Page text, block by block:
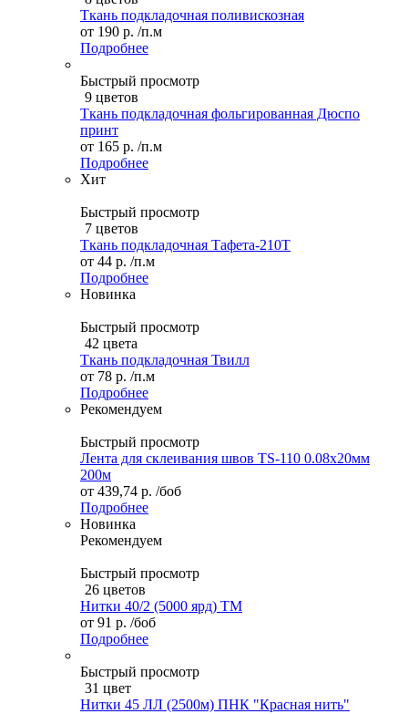
Ткань подкладочная поливискозная
от 190 р. /п.м
Подробнее
Быстрый просмотр
9 цветов
Ткань подкладочная фольгированная Дюспо
принт
от 165 р. /п.м
Подробнее
Хит
Быстрый просмотр
7 цветов
Ткань подкладочная Тафета-210T
от 44 р. /п.м
Подробнее
Новинка
Быстрый просмотр
42 цвета
Ткань подкладочная Твилл
от 78 р. /п.м
Подробнее
Рекомендуем
Быстрый просмотр
Лента для склеивания швов TS-110 0.08х20мм
200м
от 439,74 р. /боб
Подробнее
Новинка
Рекомендуем
Быстрый просмотр
26 цветов
Нитки 40/2 (5000 ярд) ТМ
от 91 р. /боб
Подробнее
Быстрый просмотр
31 цвет
Нитки 45 ЛЛ (2500м) ПНК "Красная нить"